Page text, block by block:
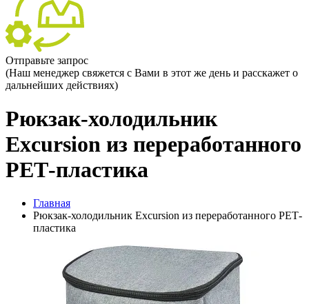
Отправьте запрос
(Наш менеджер свяжется с Вами в этот же день и расскажет о
дальнейших действиях)
Рюкзак-холодильник
Excursion из переработанного
РЕТ-пластика
Главная
Рюкзак-холодильник Excursion из переработанного РЕТ-
пластика